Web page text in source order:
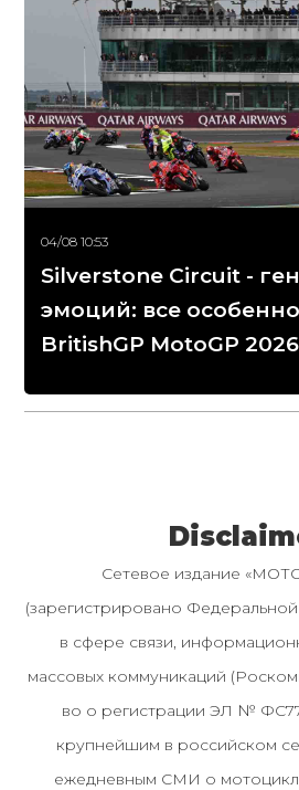
04/08 10:53
Silverstone Circuit -
эмоций: все
BritishGP MotoGP 2026
Сетевое издание
(зарегистрировано
в сфере связи,
массовых коммуникаций
во о регистрации ЭЛ №
крупнейшим в российском
ежедневным СМИ о